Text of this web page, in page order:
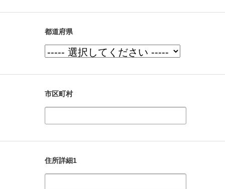
都道府県
市区町村
住所詳細1